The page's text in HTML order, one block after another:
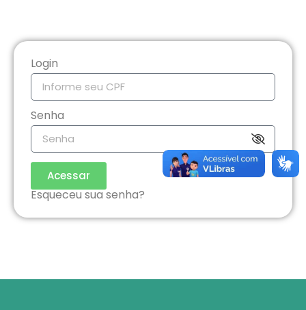
Login
Senha
Acessar
Esqueceu sua senha?